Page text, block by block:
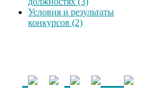
Условия и результаты
конкурсов (2)